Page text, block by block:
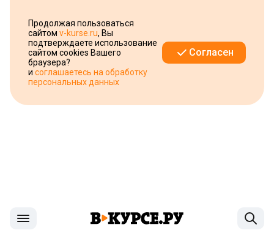
Продолжая пользоваться
сайтом v-kurse.ru, Вы
подтверждаете использование
сайтом cookies Вашего
браузера?
и соглашаетесь на обработку
персональных данных
Согласен